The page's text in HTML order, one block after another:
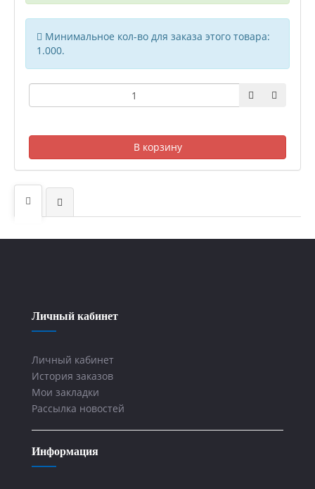
Минимальное кол-во для заказа этого товара:
1.000.
В корзину
Личный кабинет
Личный кабинет
История заказов
Мои закладки
Рассылка новостей
Информация